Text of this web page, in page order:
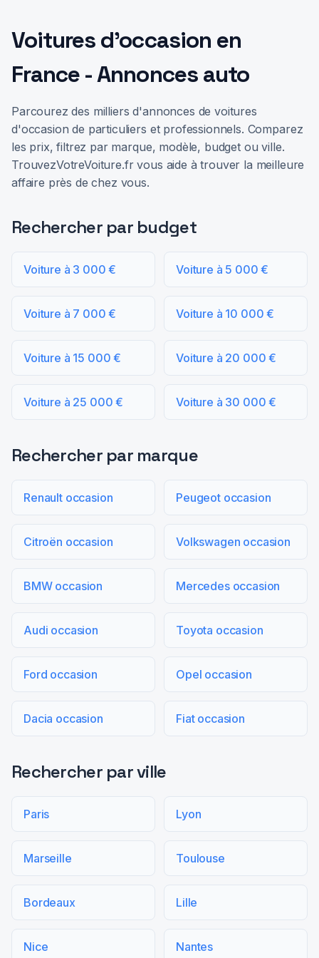
Voitures d'occasion en
France - Annonces auto
Parcourez des milliers d'annonces de voitures
d'occasion de particuliers et professionnels. Comparez
les prix, filtrez par marque, modèle, budget ou ville.
TrouvezVotreVoiture.fr vous aide à trouver la meilleure
affaire près de chez vous.
Rechercher par budget
Voiture à 3 000 € Voiture à 5 000 €
Voiture à 7 000 € Voiture à 10 000 €
Voiture à 15 000 € Voiture à 20 000 €
Voiture à 25 000 € Voiture à 30 000 €
Rechercher par marque
Renault occasion Peugeot occasion
Citroën occasion Volkswagen occasion
BMW occasion Mercedes occasion
Audi occasion Toyota occasion
Ford occasion Opel occasion
Dacia occasion Fiat occasion
Rechercher par ville
Paris Lyon
Marseille Toulouse
Bordeaux Lille
Nice Nantes